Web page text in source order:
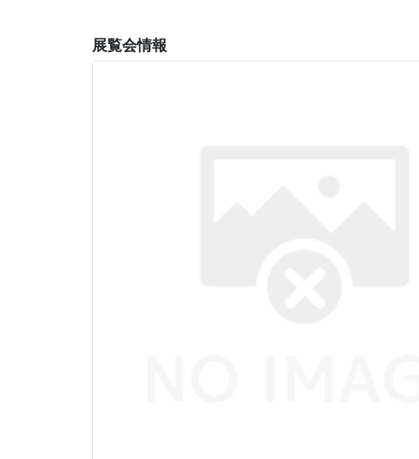
展覧会情報